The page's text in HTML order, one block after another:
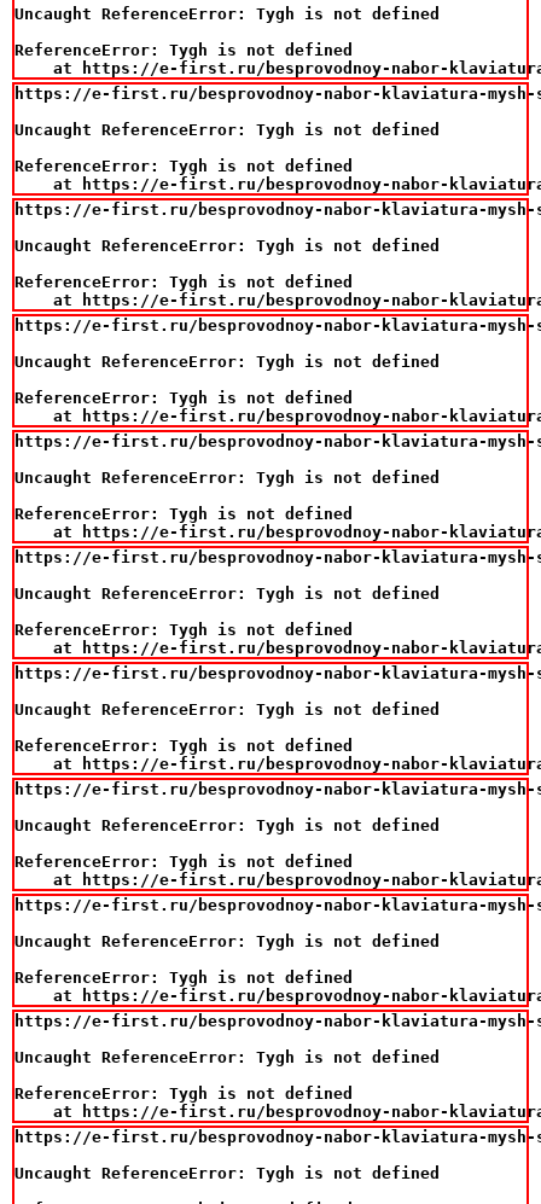
Uncaught ReferenceError: Tygh is not defined
ReferenceError: Tygh is not defined
at https://e-first.ru/besprovodnoy-nabor-
https://e-first.ru/besprovodnoy-nabor-klaviatura-mysh-
Uncaught ReferenceError: Tygh is not defined
ReferenceError: Tygh is not defined
at https://e-first.ru/besprovodnoy-nabor-
https://e-first.ru/besprovodnoy-nabor-klaviatura-mysh-
Uncaught ReferenceError: Tygh is not defined
ReferenceError: Tygh is not defined
at https://e-first.ru/besprovodnoy-nabor-
https://e-first.ru/besprovodnoy-nabor-klaviatura-mysh-
Uncaught ReferenceError: Tygh is not defined
ReferenceError: Tygh is not defined
at https://e-first.ru/besprovodnoy-nabor-
https://e-first.ru/besprovodnoy-nabor-klaviatura-mysh-
Uncaught ReferenceError: Tygh is not defined
ReferenceError: Tygh is not defined
at https://e-first.ru/besprovodnoy-nabor-
https://e-first.ru/besprovodnoy-nabor-klaviatura-mysh-
Uncaught ReferenceError: Tygh is not defined
ReferenceError: Tygh is not defined
at https://e-first.ru/besprovodnoy-nabor-
https://e-first.ru/besprovodnoy-nabor-klaviatura-mysh-
Uncaught ReferenceError: Tygh is not defined
ReferenceError: Tygh is not defined
at https://e-first.ru/besprovodnoy-nabor-
https://e-first.ru/besprovodnoy-nabor-klaviatura-mysh-
Uncaught ReferenceError: Tygh is not defined
ReferenceError: Tygh is not defined
at https://e-first.ru/besprovodnoy-nabor-
https://e-first.ru/besprovodnoy-nabor-klaviatura-mysh-
Uncaught ReferenceError: Tygh is not defined
ReferenceError: Tygh is not defined
at https://e-first.ru/besprovodnoy-nabor-
https://e-first.ru/besprovodnoy-nabor-klaviatura-mysh-
Uncaught ReferenceError: Tygh is not defined
ReferenceError: Tygh is not defined
at https://e-first.ru/besprovodnoy-nabor-
https://e-first.ru/besprovodnoy-nabor-klaviatura-mysh-
Uncaught ReferenceError: Tygh is not defined